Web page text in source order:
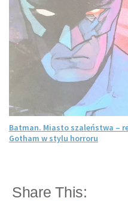
Batman. Miasto szaleństwa –
Gotham w stylu horroru
Share This: